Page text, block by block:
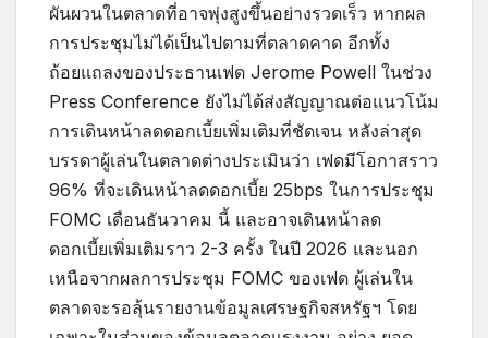
ผันผวนในตลาดที่อาจพุ่งสูงขึ้นอย่างรวดเร็ว หากผล
การประชุมไม่ได้เป็นไปตามที่ตลาดคาด อีกทั้ง
ถ้อยแถลงของประธานเฟด Jerome Powell ในช่วง
Press Conference ยังไม่ได้ส่งสัญญาณต่อแนวโน้ม
การเดินหน้าลดดอกเบี้ยเพิ่มเติมที่ชัดเจน หลังล่าสุด
บรรดาผู้เล่นในตลาดต่างประเมินว่า เฟดมีโอกาสราว
96% ที่จะเดินหน้าลดดอกเบี้ย 25bps ในการประชุม
FOMC เดือนธันวาคม นี้ และอาจเดินหน้าลด
ดอกเบี้ยเพิ่มเติมราว 2-3 ครั้ง ในปี 2026 และนอก
เหนือจากผลการประชุม FOMC ของเฟด ผู้เล่นใน
ตลาดจะรอลุ้นรายงานข้อมูลเศรษฐกิจสหรัฐฯ โดย